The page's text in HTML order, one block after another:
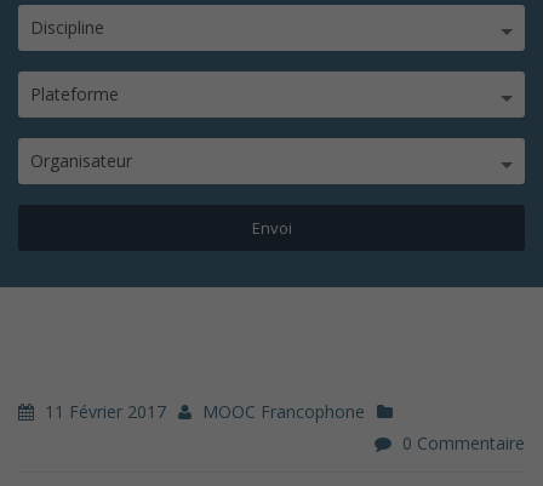
Discipline
Plateforme
Organisateur
11 Février 2017
MOOC Francophone
0 Commentaire